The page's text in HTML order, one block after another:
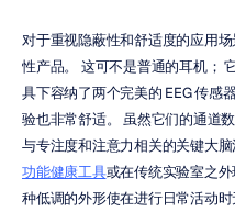
对于重视隐蔽性和舒适度的应用
性产品。 这可不是普通的耳机；
具下容纳了两个完美的 EEG 传感
验也非常舒适。 虽然它们的通道
与专注度和注意力相关的关键大
功能健康工具或在传统实验室之
种低调的外形使在进行日常活动